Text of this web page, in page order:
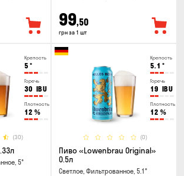
99,50
грн за 1 шт
Крепость
5 °
Горечь
30 IBU
Плотность
12 %
(30)
5°
Крепость
5.1 °
Горечь
19 IBU
Плотность
12 %
(0)
Пиво «Lowenbrau Original»
0.5л
Светлое, Фильтрованное, 5.1°